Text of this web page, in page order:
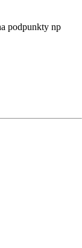
podpunkty np